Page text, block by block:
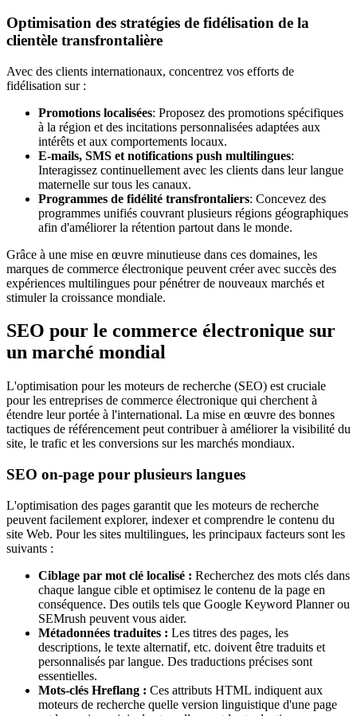
Optimisation des stratégies de fidélisation de la
clientèle transfrontalière
Avec des clients internationaux, concentrez vos efforts de
fidélisation sur :
Promotions localisées: Proposez des promotions spécifiques
à la région et des incitations personnalisées adaptées aux
intérêts et aux comportements locaux.
E-mails, SMS et notifications push multilingues:
Interagissez continuellement avec les clients dans leur langue
maternelle sur tous les canaux.
Programmes de fidélité transfrontaliers: Concevez des
programmes unifiés couvrant plusieurs régions géographiques
afin d'améliorer la rétention partout dans le monde.
Grâce à une mise en œuvre minutieuse dans ces domaines, les
marques de commerce électronique peuvent créer avec succès des
expériences multilingues pour pénétrer de nouveaux marchés et
stimuler la croissance mondiale.
SEO pour le commerce électronique sur
un marché mondial
L'optimisation pour les moteurs de recherche (SEO) est cruciale
pour les entreprises de commerce électronique qui cherchent à
étendre leur portée à l'international. La mise en œuvre des bonnes
tactiques de référencement peut contribuer à améliorer la visibilité du
site, le trafic et les conversions sur les marchés mondiaux.
SEO on-page pour plusieurs langues
L'optimisation des pages garantit que les moteurs de recherche
peuvent facilement explorer, indexer et comprendre le contenu du
site Web. Pour les sites multilingues, les principaux facteurs sont les
suivants :
Ciblage par mot clé localisé : Recherchez des mots clés dans
chaque langue cible et optimisez le contenu de la page en
conséquence. Des outils tels que Google Keyword Planner ou
SEMrush peuvent vous aider.
Métadonnées traduites : Les titres des pages, les
descriptions, le texte alternatif, etc. doivent être traduits et
personnalisés par langue. Des traductions précises sont
essentielles.
Mots-clés Hreflang : Ces attributs HTML indiquent aux
moteurs de recherche quelle version linguistique d'une page